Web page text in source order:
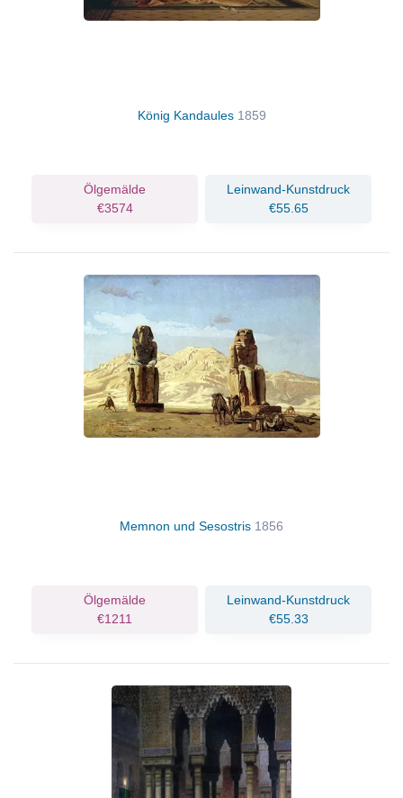
König Kandaules 1859
Ölgemälde
€3574
Leinwand-Kunstdruck
€55.65
Memnon und Sesostris 1856
Ölgemälde
€1211
Leinwand-Kunstdruck
€55.33